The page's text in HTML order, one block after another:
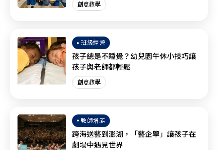
創意教學
班級經營
孩子總是不睡覺？幼兒園午休小技巧讓
孩子與老師都輕鬆
創意教學
教師增能
跨海送藝到澎湖，「藝企學」讓孩子在
劇場中遇見世界